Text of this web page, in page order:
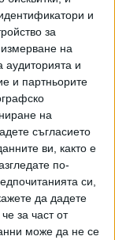
и
за
на
аудиторията и
и партньорите
на
съгласието
ви, както е
по-
си,
да дадете
за част от
може да не се
което да се
с друго от
нарушение
пред
пред
пък е наказание,
парична
заменя с